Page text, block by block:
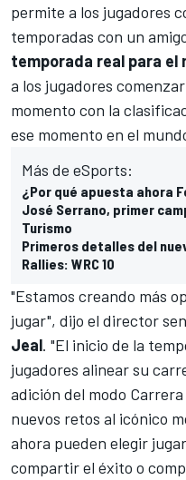
permite a los jugadores
temporadas con un
temporada real para el
a los jugadores
momento con la
ese momento en el
Más de eSports:
¿Por qué apuesta ahora
José Serrano, primer
Turismo
Primeros detalles del
Rallies: WRC 10
"Estamos creando más
jugar", dijo el director
Jeal. "El inicio de la
jugadores alinear su
adición del modo
nuevos retos al icónico
ahora pueden elegir
compartir el éxito o